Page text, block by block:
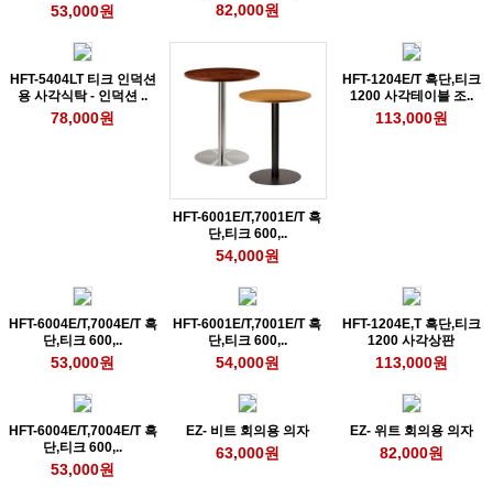
53,000원 82,000원
HFT-5404LT 티크 인덕션
용 사각식탁 - 인덕션 ..
78,000원
HFT-6001E/T,7001E/T 흑
단,티크 600,..
54,000원
HFT-1204E/T 흑단,티크
1200 사각테이블 조..
113,000원
HFT-6004E/T,7004E/T 흑
단,티크 600,..
53,000원
HFT-6001E/T,7001E/T 흑
단,티크 600,..
54,000원
HFT-1204E,T 흑단,티크
1200 사각상판
113,000원
HFT-6004E/T,7004E/T 흑
단,티크 600,..
53,000원
EZ- 비트 회의용 의자
63,000원
EZ- 위트 회의용 의자
82,000원